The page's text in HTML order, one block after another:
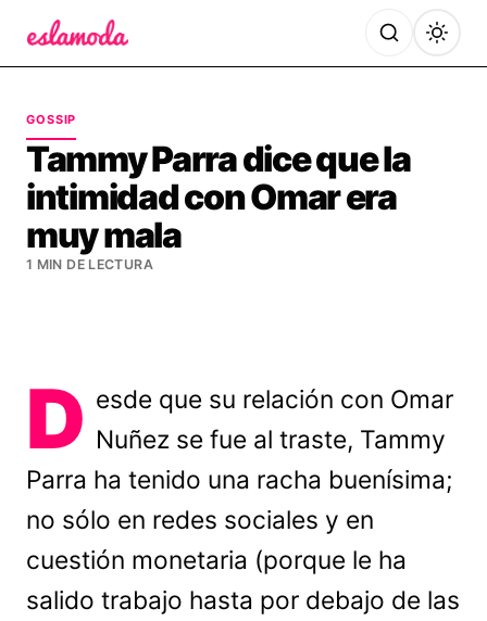
GOSSIP
Tammy Parra dice que la
intimidad con Omar era
muy mala
1 MIN DE LECTURA
D esde que su relación con Omar
Nuñez se fue al traste, Tammy
Parra ha tenido una racha buenísima;
no sólo en redes sociales y en
cuestión monetaria (porque le ha
salido trabajo hasta por debajo de las